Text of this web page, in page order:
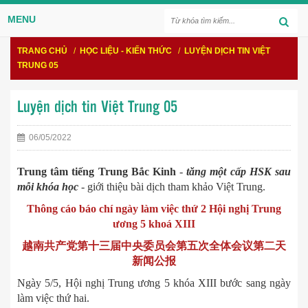
MENU
TRANG CHỦ / HỌC LIỆU - KIẾN THỨC / LUYỆN DỊCH TIN VIỆT
TRUNG 05
Luyện dịch tin Việt Trung 05
06/05/2022
Trung tâm tiếng Trung Bắc Kinh -tăng một cấp HSK sau
mỗi khóa học - giới thiệu bài dịch tham khảo Việt Trung.
Thông cáo báo chí ngày làm việc thứ 2 Hội nghị Trung
ương 5 khoá XIII
越南共产党第十三届中央委员会第五次全体会议第二天
新闻公报
Ngày 5/5, Hội nghị Trung ương 5 khóa XIII bước sang ngày
làm việc thứ hai.